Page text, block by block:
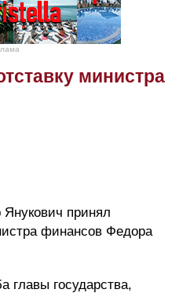
министра
принял
финансов Федора
главы государства,